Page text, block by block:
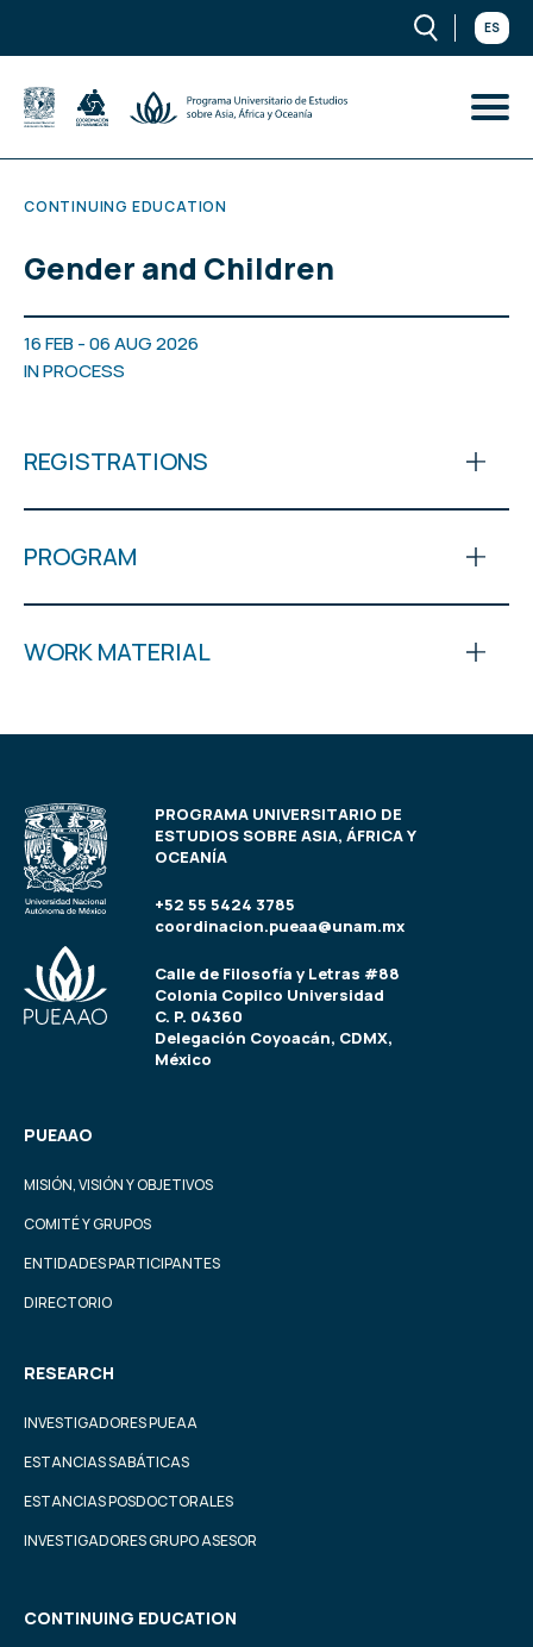
ES
CONTINUING EDUCATION
Gender and Children
16 FEB - 06 AUG 2026
IN PROCESS
REGISTRATIONS
PROGRAM
WORK MATERIAL
PROGRAMA UNIVERSITARIO DE
ESTUDIOS SOBRE ASIA, ÁFRICA Y
OCEANÍA
+52 55 5424 3785
coordinacion.pueaa@unam.mx
Calle de Filosofía y Letras #88
Colonia Copilco Universidad
C. P. 04360
Delegación Coyoacán, CDMX,
México
PUEAAO
MISIÓN, VISIÓN Y OBJETIVOS
COMITÉ Y GRUPOS
ENTIDADES PARTICIPANTES
DIRECTORIO
RESEARCH
INVESTIGADORES PUEAA
ESTANCIAS SABÁTICAS
ESTANCIAS POSDOCTORALES
INVESTIGADORES GRUPO ASESOR
CONTINUING EDUCATION